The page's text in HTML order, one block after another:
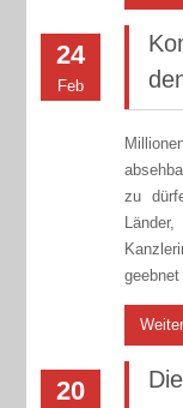
24
Feb
zu
geebnet
20